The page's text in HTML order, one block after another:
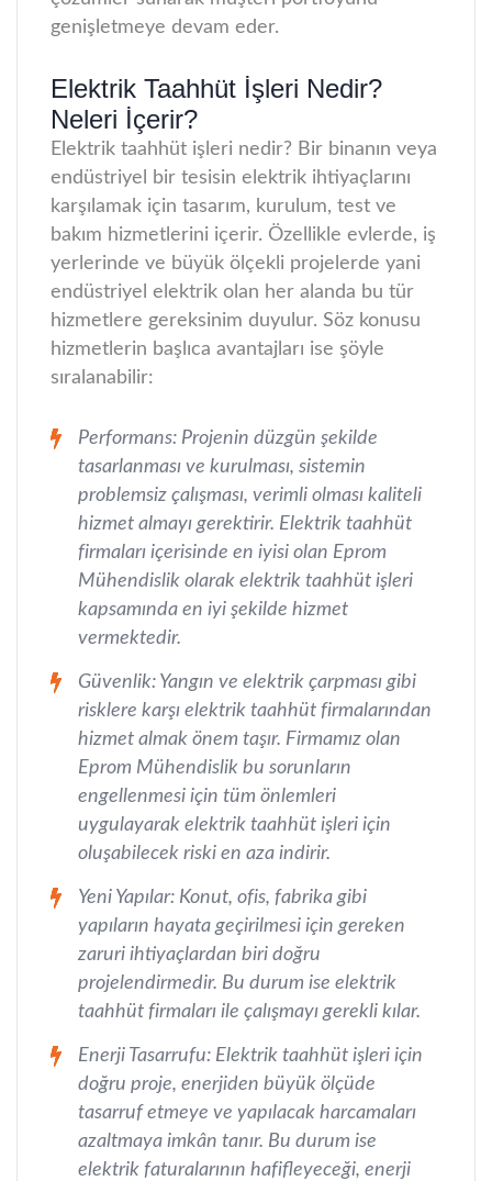
genişletmeye devam eder.
Elektrik Taahhüt İşleri Nedir?
Neleri İçerir?
Elektrik taahhüt işleri nedir? Bir binanın veya
endüstriyel bir tesisin elektrik ihtiyaçlarını
karşılamak için tasarım, kurulum, test ve
bakım hizmetlerini içerir. Özellikle evlerde, iş
yerlerinde ve büyük ölçekli projelerde yani
endüstriyel elektrik olan her alanda bu tür
hizmetlere gereksinim duyulur. Söz konusu
hizmetlerin başlıca avantajları ise şöyle
sıralanabilir:
Performans: Projenin düzgün şekilde
tasarlanması ve kurulması, sistemin
problemsiz çalışması, verimli olması kaliteli
hizmet almayı gerektirir. Elektrik taahhüt
firmaları içerisinde en iyisi olan Eprom
Mühendislik olarak elektrik taahhüt işleri
kapsamında en iyi şekilde hizmet
vermektedir.
Güvenlik: Yangın ve elektrik çarpması gibi
risklere karşı elektrik taahhüt firmalarından
hizmet almak önem taşır. Firmamız olan
Eprom Mühendislik bu sorunların
engellenmesi için tüm önlemleri
uygulayarak elektrik taahhüt işleri için
oluşabilecek riski en aza indirir.
Yeni Yapılar: Konut, ofis, fabrika gibi
yapıların hayata geçirilmesi için gereken
zaruri ihtiyaçlardan biri doğru
projelendirmedir. Bu durum ise elektrik
taahhüt firmaları ile çalışmayı gerekli kılar.
Enerji Tasarrufu: Elektrik taahhüt işleri için
doğru proje, enerjiden büyük ölçüde
tasarruf etmeye ve yapılacak harcamaları
azaltmaya imkân tanır. Bu durum ise
elektrik faturalarının hafifleyeceği, enerji